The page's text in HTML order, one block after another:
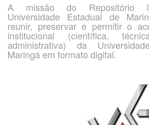
A missão do Repositório
Universidade Estadual de
reunir, preservar e permitir o
institucional (científica,
administrativa) da
Maringá em formato digital.